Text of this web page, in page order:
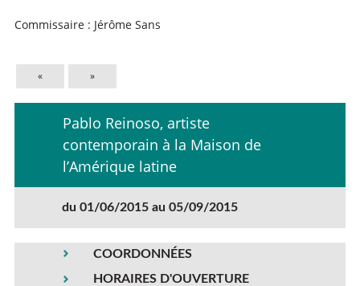
Commissaire : Jérôme Sans
« »
Pablo Reinoso, artiste
contemporain à la Maison de
l’Amérique latine
du 01/06/2015 au 05/09/2015
COORDONNÉES
HORAIRES D'OUVERTURE